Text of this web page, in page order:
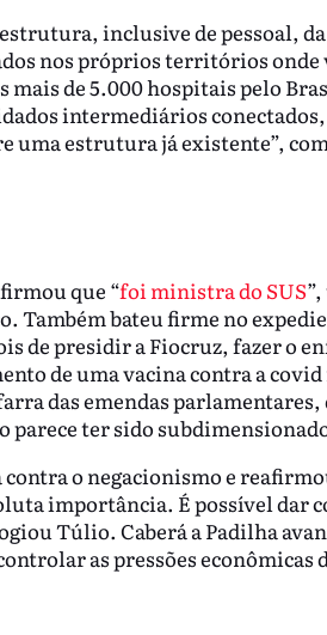
inclusive de pessoal,
nos próprios territórios onde
de 5.000 hospitais pelo
intermediários
uma estrutura já existente”,
que “foi ministra do SUS
Também bateu firme no
de presidir a Fiocruz, fazer o
de uma vacina contra a covid
das emendas parlamentares,
parece ter sido
o negacionismo e
importância. É possível dar
Túlio. Caberá a Padilha
as pressões econômicas